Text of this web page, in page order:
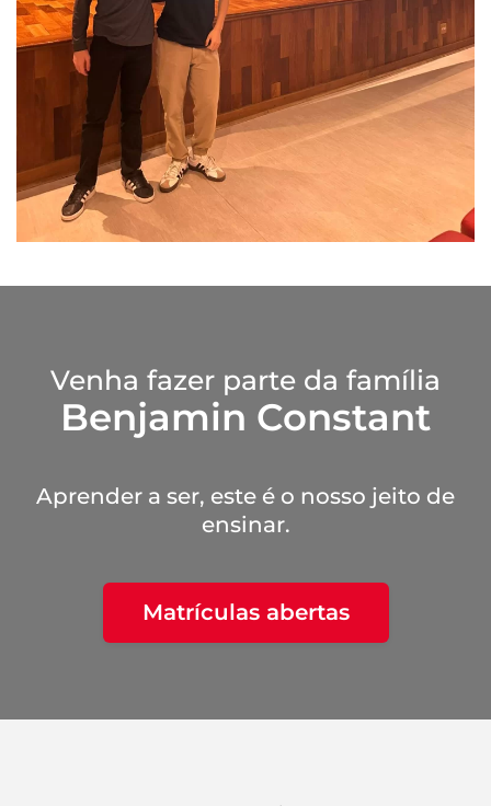
Venha fazer parte da família
Benjamin Constant
Aprender a ser, este é o nosso jeito de
ensinar.
Matrículas abertas